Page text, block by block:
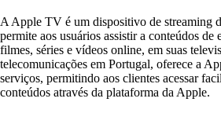
A Apple TV é um dispositivo de streaming
permite aos usuários assistir a conteúdos de
filmes, séries e vídeos online, em suas
telecomunicações em Portugal, oferece a
serviços, permitindo aos clientes acessar
conteúdos através da plataforma da Apple.